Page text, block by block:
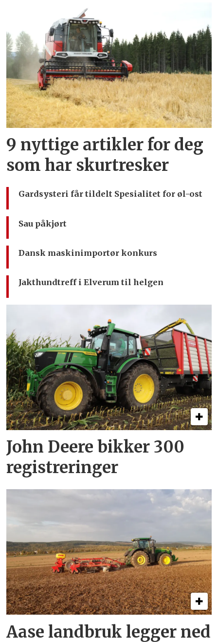
9 nyttige artikler for deg
som har skurtresker
Gardsysteri får tildelt Spesialitet for øl-ost
Sau påkjørt
Dansk maskinimportør konkurs
Jakthundtreff i Elverum til helgen
John Deere bikker 300
registreringer
Aase landbruk legger ned